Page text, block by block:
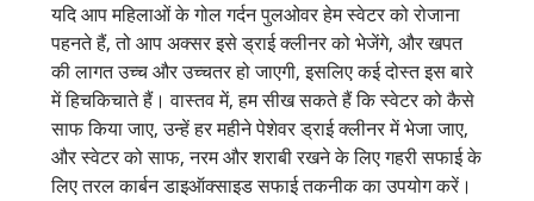
यदि आप महिलाओं के गोल गर्दन पुलओवर हेम स्वेटर को रोजाना
पहनते हैं, तो आप अक्सर इसे ड्राई क्लीनर को भेजेंगे, और खपत
की लागत उच्च और उच्चतर हो जाएगी, इसलिए कई दोस्त इस बारे
में हिचकिचाते हैं। वास्तव में, हम सीख सकते हैं कि स्वेटर को कैसे
साफ किया जाए, उन्हें हर महीने पेशेवर ड्राई क्लीनर में भेजा जाए,
और स्वेटर को साफ, नरम और शराबी रखने के लिए गहरी सफाई के
लिए तरल कार्बन डाइऑक्साइड सफाई तकनीक का उपयोग करें।